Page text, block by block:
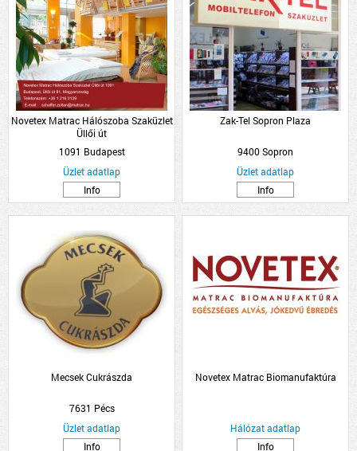
Novetex Matrac Hálószoba Szaküzlet
Üllői út
1091 Budapest
Üzlet adatlap
Info
Zak-Tel Sopron Plaza
9400 Sopron
Üzlet adatlap
Info
Mecsek Cukrászda
7631 Pécs
Üzlet adatlap
Info
Novetex Matrac Biomanufaktúra
Hálózat adatlap
Info